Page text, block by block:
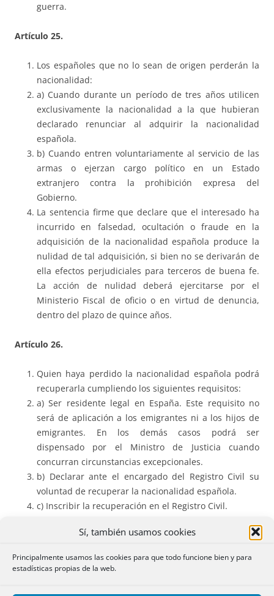
Sí, también usamos cookies
Principalmente usamos las cookies para que todo funcione bien y para
estadísticas propias de la web.
guerra.
Artículo 25.
Los españoles que no lo sean de origen perderán la
nacionalidad:
a) Cuando durante un período de tres años utilicen
exclusivamente la nacionalidad a la que hubieran
declarado renunciar al adquirir la nacionalidad
española.
b) Cuando entren voluntariamente al servicio de las
armas o ejerzan cargo político en un Estado
extranjero contra la prohibición expresa del
Gobierno.
La sentencia firme que declare que el interesado ha
incurrido en falsedad, ocultación o fraude en la
adquisición de la nacionalidad española produce la
nulidad de tal adquisición, si bien no se derivarán de
ella efectos perjudiciales para terceros de buena fe.
La acción de nulidad deberá ejercitarse por el
Ministerio Fiscal de oficio o en virtud de denuncia,
dentro del plazo de quince años.
Artículo 26.
Quien haya perdido la nacionalidad española podrá
recuperarla cumpliendo los siguientes requisitos:
a) Ser residente legal en España. Este requisito no
será de aplicación a los emigrantes ni a los hijos de
emigrantes. En los demás casos podrá ser
dispensado por el Ministro de Justicia cuando
concurran circunstancias excepcionales.
b) Declarar ante el encargado del Registro Civil su
voluntad de recuperar la nacionalidad española.
c) Inscribir la recuperación en el Registro Civil.
nacionalidad española sin previa habilitación
que se encuentren incursos en cualquiera de los